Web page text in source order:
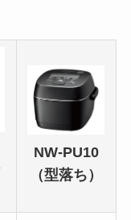
NW-PU10
（型落ち）